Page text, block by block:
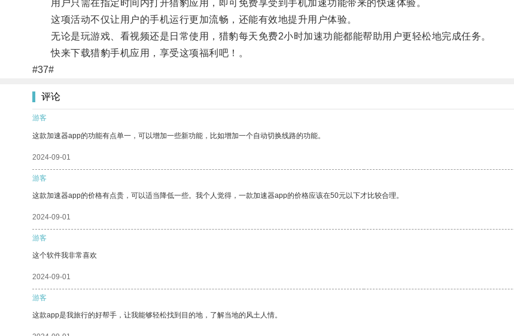
用户只需在指定时间内打开猎豹应用，即可免费享受到手机加速功能带来的快速体验。
这项活动不仅让用户的手机运行更加流畅，还能有效地提升用户体验。
无论是玩游戏、看视频还是日常使用，猎豹每天免费2小时加速功能都能帮助用户更轻松地完成任务。
快来下载猎豹手机应用，享受这项福利吧！。
#37#
评论
游客
这款加速器app的功能有点单一，可以增加一些新功能，比如增加一个自动切换线路的功能。
2024-09-01
游客
这款加速器app的价格有点贵，可以适当降低一些。我个人觉得，一款加速器app的价格应该在50元以下才比较合理。
2024-09-01
游客
这个软件我非常喜欢
2024-09-01
游客
这款app是我旅行的好帮手，让我能够轻松找到目的地，了解当地的风土人情。